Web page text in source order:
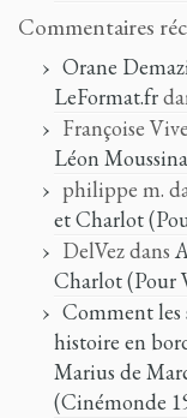
Commentaires
Orane
LeFormat.fr
Françoise
Léon
philippe m.
et Charlot
DelVezdans
Charlot (Pour
Comment les
histoire en
Marius de
(Cinémonde